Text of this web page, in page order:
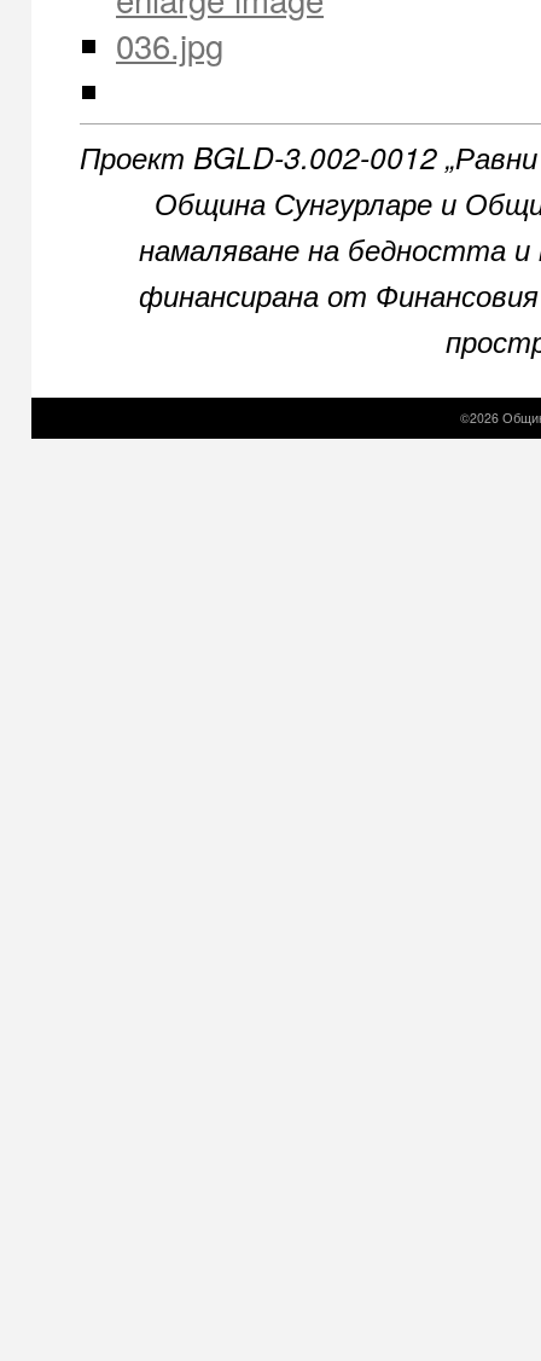
Проект BGLD-3.002-0012
Община Сунгурларе и
намаляване на бедността и
финансирана от
©2026